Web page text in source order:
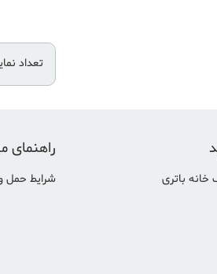
تعداد
راهنمای
شرایط حمل